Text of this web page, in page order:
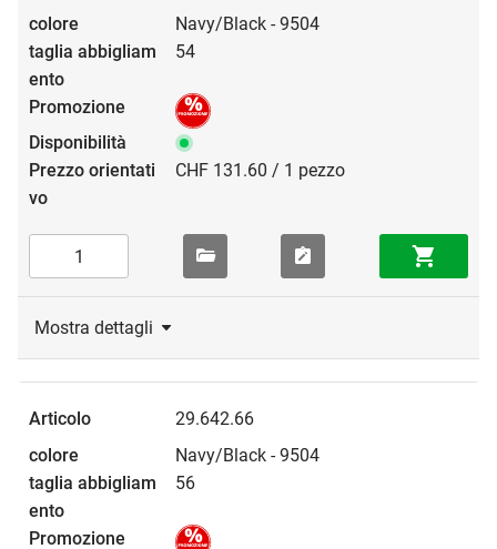
Navy/Black - 9504
54
CHF 131.60 / 1 pezzo
Mostra dettagli
29.642.66
Navy/Black - 9504
56